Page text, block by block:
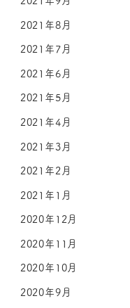
2021年8月
2021年7月
2021年6月
2021年5月
2021年4月
2021年3月
2021年2月
2021年1月
2020年12月
2020年11月
2020年10月
2020年9月